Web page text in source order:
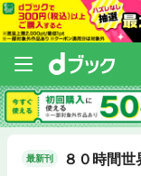
最新刊 ８０時間世